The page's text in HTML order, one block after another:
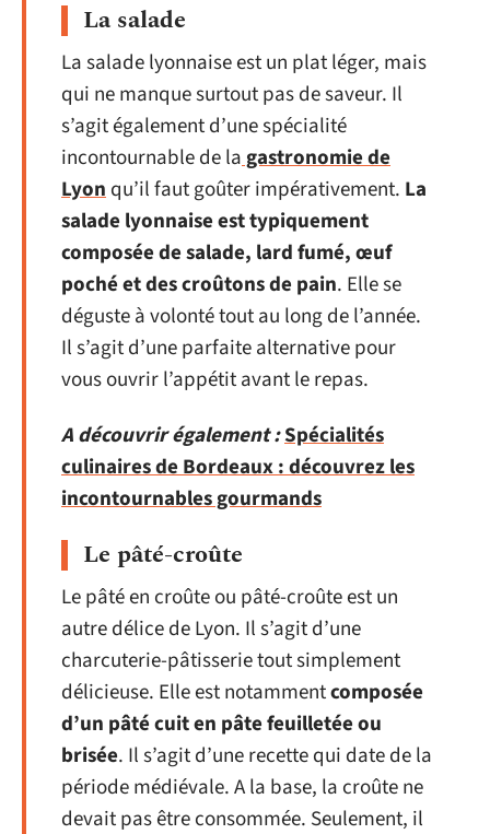
La salade
La salade lyonnaise est un plat léger, mais
qui ne manque surtout pas de saveur. Il
s’agit également d’une spécialité
incontournable de lagastronomie de
Lyonqu’il faut goûter impérativement. La
salade lyonnaise est typiquement
composée de salade, lard fumé, œuf
poché et des croûtons de pain. Elle se
déguste à volonté tout au long de l’année.
Il s’agit d’une parfaite alternative pour
vous ouvrir l’appétit avant le repas.
A découvrir également :Spécialités
culinaires de Bordeaux : découvrez les
incontournables gourmands
Le pâté-croûte
Le pâté en croûte ou pâté-croûte est un
autre délice de Lyon. Il s’agit d’une
charcuterie-pâtisserie tout simplement
délicieuse. Elle est notammentcomposée
d’un pâté cuit en pâte feuilletée ou
brisée. Il s’agit d’une recette qui date de la
période médiévale. A la base, la croûte ne
devait pas être consommée. Seulement, il